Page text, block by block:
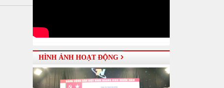
HÌNH ẢNH HOẠT ĐỘNG